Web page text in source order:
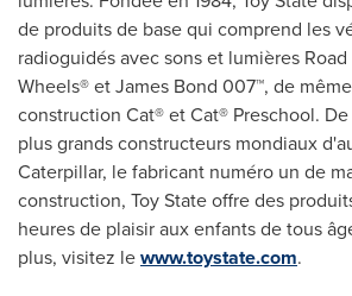
de produits de base qui comprend les
radioguidés avec sons et lumières
Wheels® etJames Bond 007™, de
construction Cat® et Cat® Preschool.
plus grands constructeurs mondiaux
Caterpillar, le fabricant numéro un de
construction, Toy State offre des
heures de plaisir aux enfants de tous
plus, visitez lewww.toystate.com.